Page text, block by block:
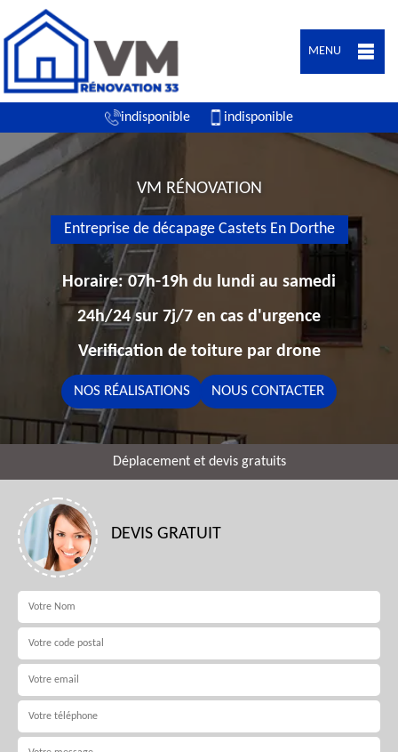
MENU
indisponible indisponible
VM RÉNOVATION
Entreprise de décapage Castets En Dorthe
Horaire: 07h-19h du lundi au samedi
24h/24 sur 7j/7 en cas d'urgence
Verification de toiture par drone
NOS RÉALISATIONS NOUS CONTACTER
Déplacement et devis gratuits
DEVIS GRATUIT